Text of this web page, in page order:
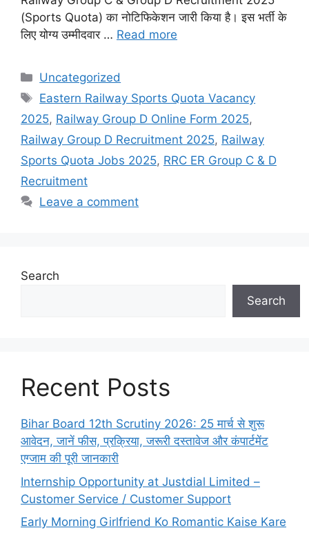
(Sports Quota) का नोटिफिकेशन जारी किया है। इस भर्ती के
लिए योग्य उम्मीदवार … Read more
Categories
Uncategorized
Tags
Eastern Railway Sports Quota Vacancy
2025, Railway Group D Online Form 2025,
Railway Group D Recruitment 2025, Railway
Sports Quota Jobs 2025, RRC ER Group C & D
Recruitment
Leave a comment
Search
Search
Recent Posts
Bihar Board 12th Scrutiny 2026: 25 मार्च से शुरू
आवेदन, जानें फीस, प्रक्रिया, जरूरी दस्तावेज और कंपार्टमेंट
एग्जाम की पूरी जानकारी
Internship Opportunity at Justdial Limited –
Customer Service / Customer Support
Early Morning Girlfriend Ko Romantic Kaise Kare